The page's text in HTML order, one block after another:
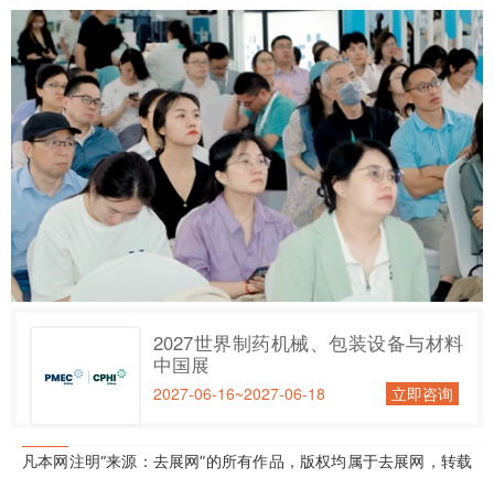
2027世界制药机械、包装设备与材料
中国展
2027-06-16~2027-06-18 立即咨询
凡本网注明“来源：去展网”的所有作品，版权均属于去展网，转载